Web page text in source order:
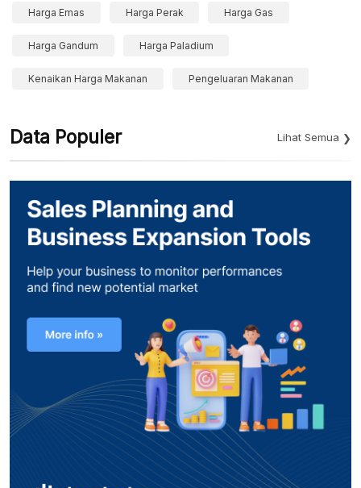
Harga Emas Harga Perak Harga Gas
Harga Gandum Harga Paladium
Kenaikan Harga Makanan Pengeluaran Makanan
Data Populer Lihat Semua